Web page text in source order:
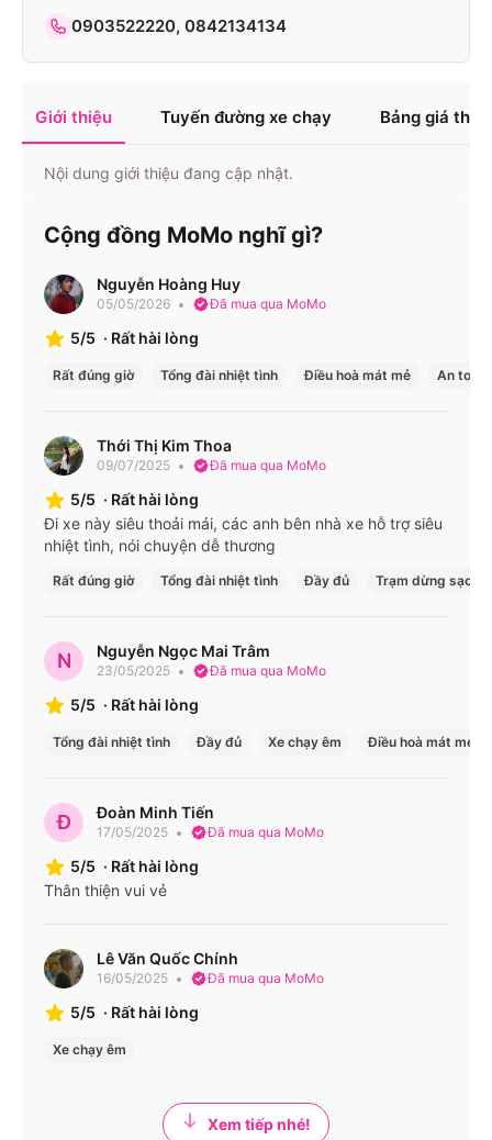
0903522220, 0842134134
Giới thiệu Tuyến đường xe chạy Bảng giá
Nội dung giới thiệu đang cập nhật.
Cộng đồng MoMo nghĩ gì?
Nguyễn Hoàng Huy
05/05/2026 Đã mua qua MoMo
5/5 · Rất hài lòng
Rất đúng giờ Tổng đài nhiệt tình Điều hoà mát mẻ An toàn
Thới Thị Kim Thoa
09/07/2025 Đã mua qua MoMo
5/5 · Rất hài lòng
Đi xe này siêu thoải mái, các anh bên nhà xe hỗ trợ siêu
nhiệt tình, nói chuyện dễ thương
Rất đúng giờ Tổng đài nhiệt tình Đầy đủ Trạm dừng sạch
N Nguyễn Ngọc Mai Trâm
23/05/2025 Đã mua qua MoMo
5/5 · Rất hài lòng
Tổng đài nhiệt tình Đầy đủ Xe chạy êm Điều hoà mát mẻ
Đ Đoàn Minh Tiến
17/05/2025 Đã mua qua MoMo
5/5 · Rất hài lòng
Thân thiện vui vẻ
Lê Văn Quốc Chính
16/05/2025 Đã mua qua MoMo
5/5 · Rất hài lòng
Xe chạy êm
Xem tiếp nhé!